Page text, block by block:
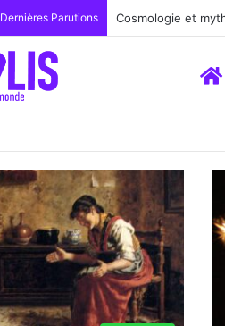
Dernières Parutions Cosmologie et